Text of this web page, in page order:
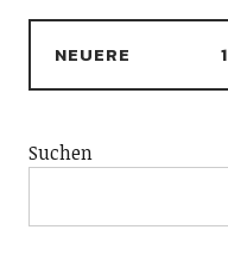
NEUERE 1
Suchen